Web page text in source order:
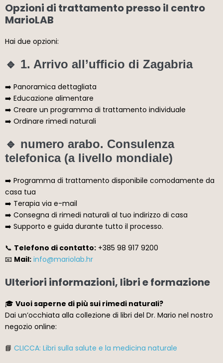
Opzioni di trattamento presso il centro
MarioLAB
Hai due opzioni:
🔹 1. Arrivo all’ufficio di Zagabria
➡️ Panoramica dettagliata
➡️ Educazione alimentare
➡️ Creare un programma di trattamento individuale
➡️ Ordinare rimedi naturali
🔹 numero arabo. Consulenza
telefonica (a livello mondiale)
➡️ Programma di trattamento disponibile comodamente da
casa tua
➡️ Terapia via e-mail
➡️ Consegna di rimedi naturali al tuo indirizzo di casa
➡️ Supporto e guida durante tutto il processo.
📞 Telefono di contatto: +385 98 917 9200
📧 Mail: info@mariolab.hr
Ulteriori informazioni, libri e formazione
🎓 Vuoi saperne di più sui rimedi naturali?
Dai un’occhiata alla collezione di libri del Dr. Mario nel nostro
negozio online:
📘 CLICCA: Libri sulla salute e la medicina naturale